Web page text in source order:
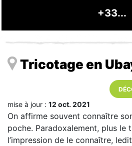
+33...
Tricotage en
mise à jour : 12 oct. 2021
On affirme souvent connaître
poche. Paradoxalement, plus le
l’impression de le connaître,